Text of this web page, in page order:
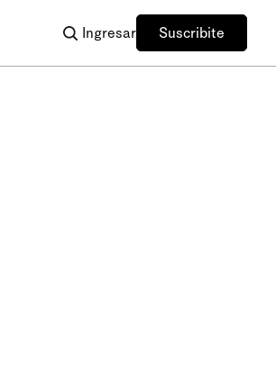
Ingresar Suscribite